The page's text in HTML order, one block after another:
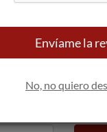
cavas.
relleno de manzana y
de entrada
Envíame la
No, no quiero